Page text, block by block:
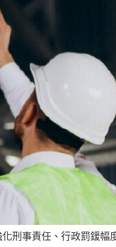
刑事責任、行政罰鍰